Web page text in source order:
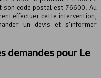
son code postal est 76600. Au
effectuer cette intervention,
un devis et s’informer
demandes pour Le